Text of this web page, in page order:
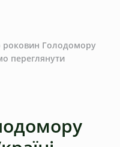
роковин Голодомору
переглянути